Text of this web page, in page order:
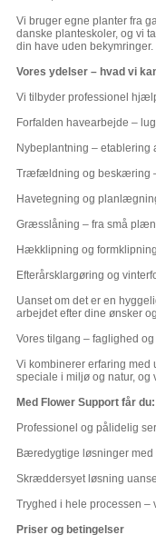
Vi bruger egne planter fra
danske planteskoler, og vi
din have uden bekymringer.
Vores ydelser – hvad vi
Vi tilbyder professionel
Forfalden havearbejde –
Nybeplantning – etablering
Træfældning og beskæring
Havetegning og
Græsslåning – fra små
Hækklipning og
Efterårsklargøring og
Uanset om det er en
arbejdet efter dine ønsker
Vores tilgang – faglighed
Vi kombinerer erfaring
speciale i miljø og natur,
Med Flower Support får du:
Professionel og pålidelig
Bæredygtige løsninger
Skræddersyet løsning
Tryghed i hele processen –
Priser og betingelser